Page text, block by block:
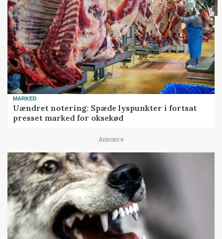
MARKED
Uændret notering: Spæde lyspunkter i fortsat
presset marked for oksekød
Annonce